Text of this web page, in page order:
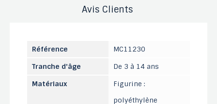
Avis Clients
Référence
MC11230
Tranche d'âge
De 3 à 14 ans
Matériaux
Figurine :
polyéthylène